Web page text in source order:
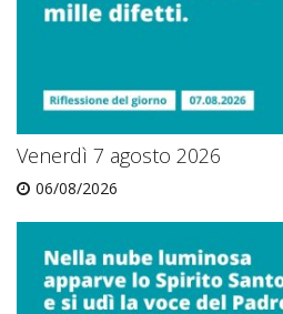
Venerdì 7 agosto 2026
06/08/2026